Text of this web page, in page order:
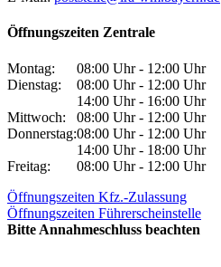
Öffnungszeiten Zentrale
Montag:
08:00 Uhr - 12:00 Uhr
Dienstag:
08:00 Uhr - 12:00 Uhr
14:00 Uhr - 16:00 Uhr
Mittwoch:
08:00 Uhr - 12:00 Uhr
Donnerstag:08:00 Uhr - 12:00 Uhr
14:00 Uhr - 18:00 Uhr
Freitag:
08:00 Uhr - 12:00 Uhr
Öffnungszeiten Kfz.-Zulassung
Öffnungszeiten Führerscheinstelle
Bitte Annahmeschluss beachten